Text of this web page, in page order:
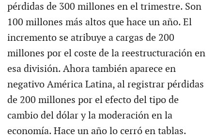
pérdidas de 300 millones en el trimestre. Son
100 millones más altos que hace un año. El
incremento se atribuye a cargas de 200
millones por el coste de la reestructuración en
esa división. Ahora también aparece en
negativo América Latina, al registrar pérdidas
de 200 millones por el efecto del tipo de
cambio del dólar y la moderación en la
economía. Hace un año lo cerró en tablas.